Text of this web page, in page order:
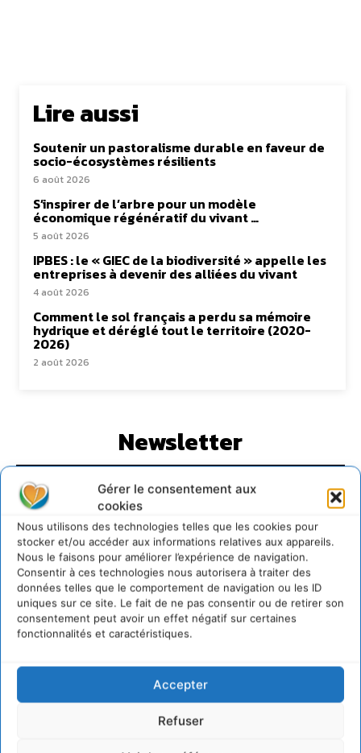
Gérer le consentement aux
cookies
Nous utilisons des technologies telles que les cookies pour
stocker et/ou accéder aux informations relatives aux appareils.
Nous le faisons pour améliorer l’expérience de navigation.
Consentir à ces technologies nous autorisera à traiter des
données telles que le comportement de navigation ou les ID
uniques sur ce site. Le fait de ne pas consentir ou de retirer son
consentement peut avoir un effet négatif sur certaines
fonctionnalités et caractéristiques.
Accepter
Refuser
Lire aussi
Soutenir un pastoralisme durable en faveur de
socio-écosystèmes résilients
6 août 2026
S’inspirer de l’arbre pour un modèle
économique régénératif du vivant …
5 août 2026
IPBES : le « GIEC de la biodiversité » appelle les
entreprises à devenir des alliées du vivant
4 août 2026
Comment le sol français a perdu sa mémoire
hydrique et déréglé tout le territoire (2020-
2026)
2 août 2026
Newsletter
JE M'ABONNE